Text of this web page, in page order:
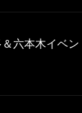
六本木イベン